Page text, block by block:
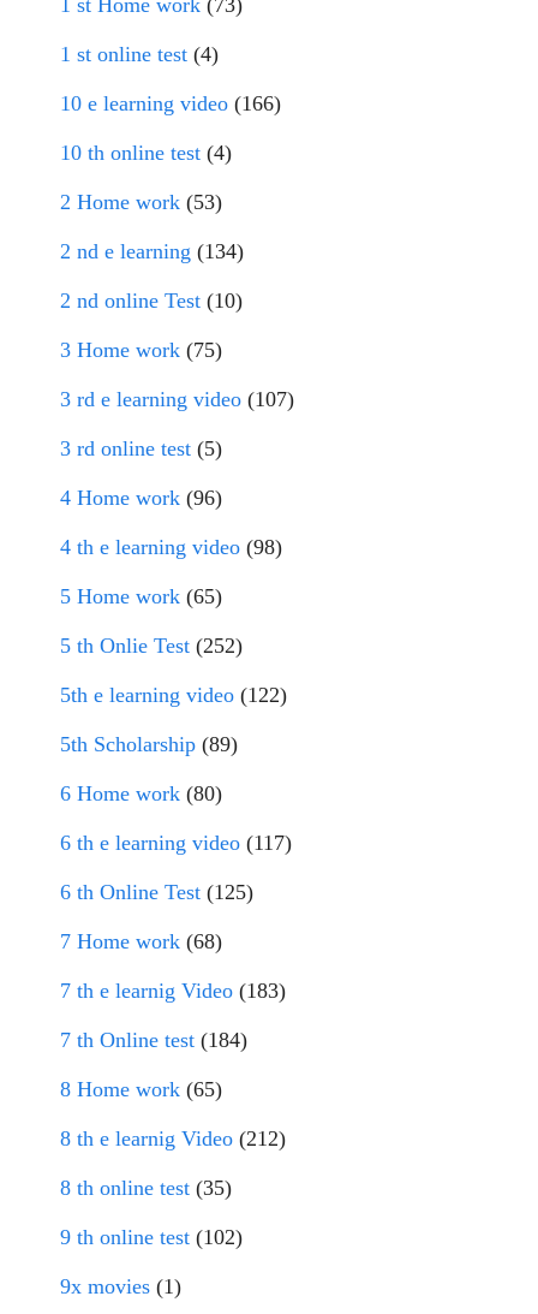
1 st Home work (73)
1 st online test (4)
10 e learning video (166)
10 th online test (4)
2 Home work (53)
2 nd e learning (134)
2 nd online Test (10)
3 Home work (75)
3 rd e learning video (107)
3 rd online test (5)
4 Home work (96)
4 th e learning video (98)
5 Home work (65)
5 th Onlie Test (252)
5th e learning video (122)
5th Scholarship (89)
6 Home work (80)
6 th e learning video (117)
6 th Online Test (125)
7 Home work (68)
7 th e learnig Video (183)
7 th Online test (184)
8 Home work (65)
8 th e learnig Video (212)
8 th online test (35)
9 th online test (102)
9x movies (1)